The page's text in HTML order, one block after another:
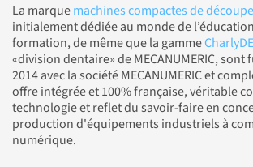
La marquemachines compactes de
initialement dédiée au monde de
formation, de même que la gamme
«division dentaire» de MECANUMERIC,
2014 avec la société MECANUMERIC et
offre intégrée et 100% française, véritable
technologie et reflet du savoir-faire en
production d'équipements industriels à
numérique.